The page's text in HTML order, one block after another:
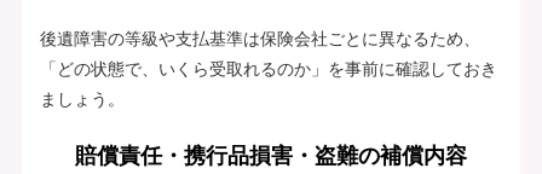
後遺障害の等級や支払基準は保険会社ごとに異なるため、
「どの状態で、いくら受取れるのか」を事前に確認しておき
ましょう。
賠償責任・携行品損害・盗難の補償内容